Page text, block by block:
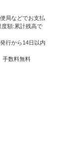
局などでお支払
額:累計残高で
行から14日以内
手数料無料